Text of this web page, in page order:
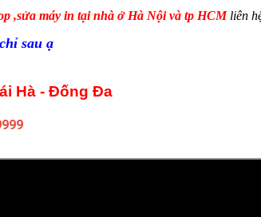
,sửa máy in tại nhà ở Hà Nội và tp HCM liên
sau ạ
Hà - Đống Đa